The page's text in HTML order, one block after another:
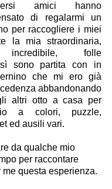
amici hanno
di regalarmi un
per raccogliere i miei
la mia straordinaria,
incredibile, folle
sono partita con in
che mi ero già
abbandonando
altri otto a casa per
a colori, puzzle,
ed ausili vari.
da qualche mio
per raccontare
me questa esperienza.